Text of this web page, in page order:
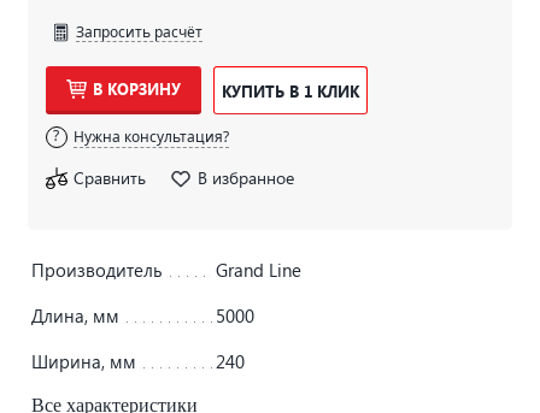
Запросить расчёт
В КОРЗИНУ КУПИТЬ В 1 КЛИК
Нужна консультация?
Сравнить В избранное
Производитель
Grand Line
Длина, мм
5000
Ширина, мм
240
Все характеристики